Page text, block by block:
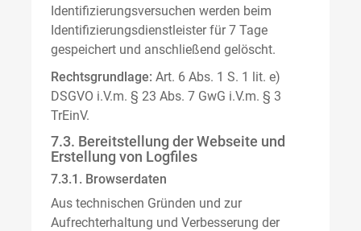
Identifizierungsversuchen werden beim
Identifizierungsdienstleister für 7 Tage
gespeichert und anschließend gelöscht.
Rechtsgrundlage: Art. 6 Abs. 1 S. 1 lit. e)
DSGVO i.V.m. § 23 Abs. 7 GwG i.V.m. § 3
TrEinV.
7.3. Bereitstellung der Webseite und
Erstellung von Logfiles
7.3.1. Browserdaten
Aus technischen Gründen und zur
Aufrechterhaltung und Verbesserung der